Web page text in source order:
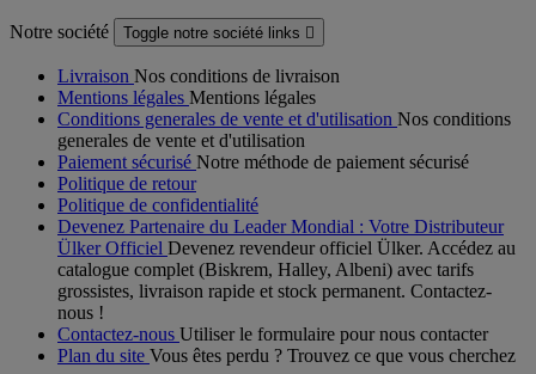
Notre société Toggle notre société links 
Livraison Nos conditions de livraison
Mentions légales Mentions légales
Conditions generales de vente et d'utilisation Nos conditions
generales de vente et d'utilisation
Paiement sécurisé Notre méthode de paiement sécurisé
Politique de retour
Politique de confidentialité
Devenez Partenaire du Leader Mondial : Votre Distributeur
Ülker Officiel Devenez revendeur officiel Ülker. Accédez au
catalogue complet (Biskrem, Halley, Albeni) avec tarifs
grossistes, livraison rapide et stock permanent. Contactez-
nous !
Contactez-nous Utiliser le formulaire pour nous contacter
Plan du site Vous êtes perdu ? Trouvez ce que vous cherchez